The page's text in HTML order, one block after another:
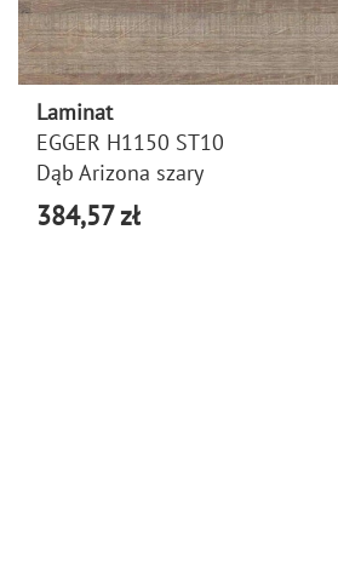
Laminat
EGGER H1150 ST10
Dąb Arizona szary
384,57 zł